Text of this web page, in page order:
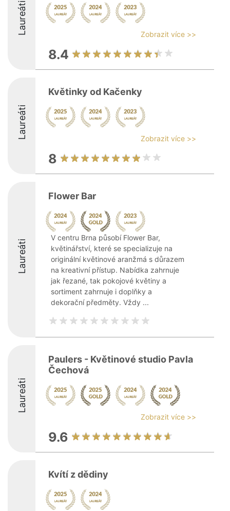
Laureáti Zobrazit více >>
8.4
Laureáti
Květinky od Kačenky
Zobrazit více >>
8
Laureáti
Flower Bar
V centru Brna působí Flower Bar,
květinářství, které se specializuje na
originální květinové aranžmá s důrazem
na kreativní přístup. Nabídka zahrnuje
jak řezané, tak pokojové květiny a
sortiment zahrnuje i doplňky a
dekorační předměty. Vždy ...
Laureáti
Paulers - Květinové studio Pavla
Čechová
Zobrazit více >>
9.6
Kvítí z dědiny